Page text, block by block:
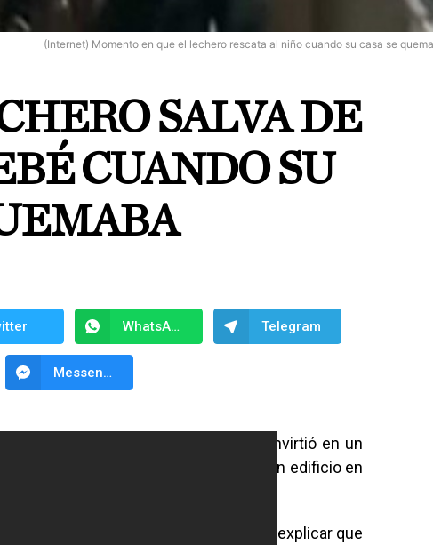
(Internet) Momento en que el lechero rescata al niño cuando su casa se
SALVA DE
CUANDO SU
WhatsApp Telegram
Messenger
Li Gang, un vendedor de leche se convirtió en un
a tiempo a un bebé que cayó de un edificio en
diarias, vio a una mujer intentando explicar que